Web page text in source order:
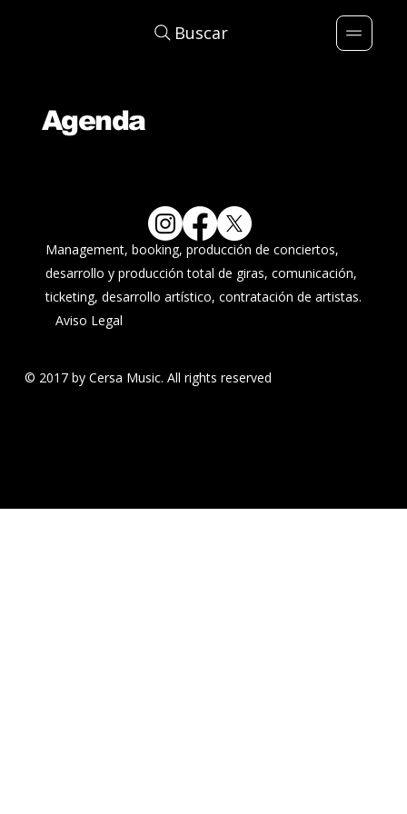
Buscar
Agenda
Management, booking, producción de conciertos,
desarrollo y producción total de giras, comunicación,
ticketing, desarrollo artístico, contratación de artistas.
Aviso Legal
© 2017 by Cersa Music. All rights reserved